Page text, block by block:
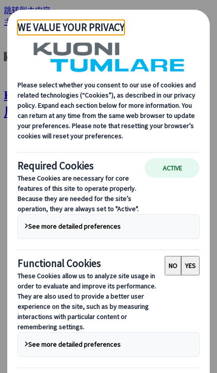
跳转到主内容
主页 分析与新闻 巴塞隆纳：感受加泰罗尼亚的心跳
Kuoni Tumlare : 巴塞隆纳：感受加泰罗
尼亚的心跳
关于我们
了解更多关于我们的身份、我们的业务，以及我们对可
持续发展、创新和最新旅游技术的承诺。
查看概览
了解更多关于我们的信息
我们的领导团队
我们的数字工具
伙伴行动应用程序
供应商网络应用程序
代理网络应用程序
目的地
探索 Kuoni Tumlare 的全球覆盖范围，作为您的本地专
家，提供量身定制的行程，满足您独特的旅游需求。